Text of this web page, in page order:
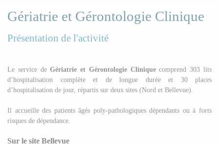
Gériatrie et Gérontologie Clinique
Présentation de l'activité
Le service deGériatrie et Gérontologie Cliniquecomprend 303 lits
d’hospitalisation complète et de longue durée et 30 places
d’hospitalisation de jour, répartis sur deux sites (Nord et Bellevue).
Il accueille des patients âgés poly-pathologiques dépendants ou à forts
risques de dépendance.
Sur le site Bellevue